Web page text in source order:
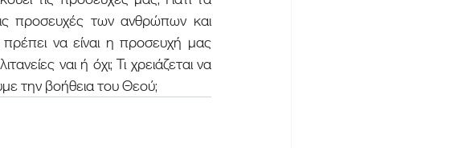
προσευχές των ανθρώπων και
να είναι η προσευχή μας
ναι ή όχι; Τι χρειάζεται να
την βοήθεια του Θεού;